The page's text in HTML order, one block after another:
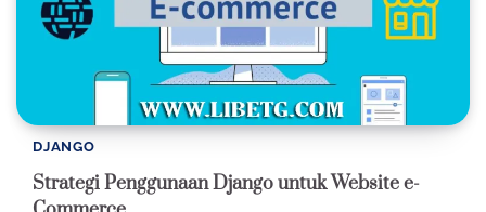
DJANGO
Strategi Penggunaan Django untuk Website e-